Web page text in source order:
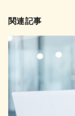
関連記事